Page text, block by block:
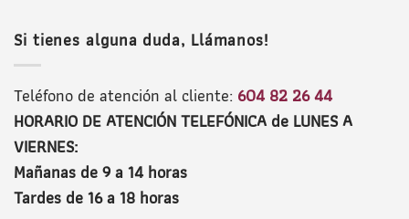
Si tienes alguna duda, Llámanos!
Teléfono de atención al cliente: 604 82 26 44
HORARIO DE ATENCIÓN TELEFÓNICA de LUNES A
VIERNES:
Mañanas de 9 a 14 horas
Tardes de 16 a 18 horas